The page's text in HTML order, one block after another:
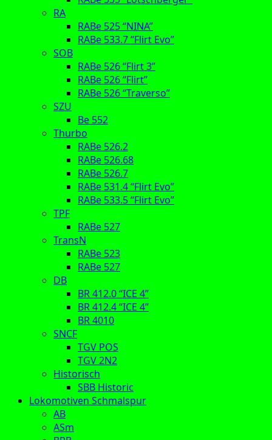
RA
RABe 525 “NINA”
RABe 533.7 “Flirt Evo”
SOB
RABe 526 “Flirt 3”
RABe 526 “Flirt”
RABe 526 “Traverso”
SZU
Be 552
Thurbo
RABe 526.2
RABe 526.68
RABe 526.7
RABe 531.4 “Flirt Evo”
RABe 533.5 “Flirt Evo”
TPF
RABe 527
TransN
RABe 523
RABe 527
DB
BR 412.0 “ICE 4”
BR 412.4 “ICE 4”
BR 4010
SNCF
TGV POS
TGV 2N2
Historisch
SBB Historic
Lokomotiven Schmalspur
AB
ASm